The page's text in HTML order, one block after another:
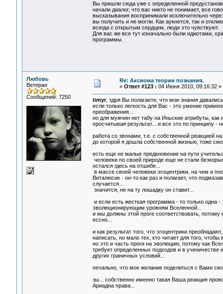
Вы пришли сюда уже с определенной
начали диалог, что вас никто не понимает, все
высказывания воспринимали исключительно
вы получить и не могли. Как аукнется, так и
всегда с открытым сердцем, люди это чувствуют.
Для вас же все тут изначально были идиотами,
программы.
Любовь
Ветеран
Сообщений: 7250
Re: Аксиома теории познания.
« Ответ #123 : 04 Июня 2010, 09:16:32 »
timyr, здря Вы полагаете, что мои знания
если только легкость для Вас - это умение
преображения...
но для мужчин нет табу на Иньские атрибуты,
просчитывая результат... и все это по принципу -
работа со звонами, т.е. с собственной реакцией
до которой я дошла собственной жизнью, тоже
есть еще не малые предкновение на пути
человеки по своей природе еще не стали
остался гдесь на отшибе...
в массе своей человеки эгоцентрики, на чем и
Виталюсик - он-то как раз и полагает, что
случается...
значится, не на ту лошадку он ставит...
и если есть жесткая программа - то только одна
эволюционирующим уровням Вселенной...
и мы должны этой проге соответствовать,
ессно...
и как результат того, что эгоцентрики
написать, но мало тех, кто читает для того, чтобы
но это и часть проги на эволюцию, потому как
требует определенных подходов и в
других граничных условий...
печально, что мое желание поделиться с Вами
зы... собственно именно такая Ваша реакция
Ариадна права...